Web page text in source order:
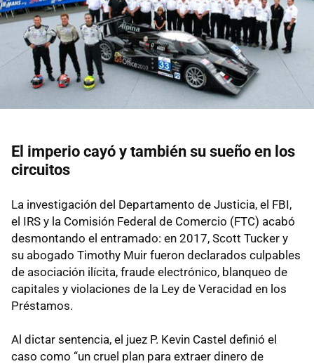
El imperio cayó y también su sueño en los
circuitos
La investigación del Departamento de Justicia, el FBI,
el IRS y la Comisión Federal de Comercio (FTC) acabó
desmontando el entramado: en 2017, Scott Tucker y
su abogado Timothy Muir fueron declarados culpables
de asociación ilícita, fraude electrónico, blanqueo de
capitales y violaciones de la Ley de Veracidad en los
Préstamos.
Al dictar sentencia, el juez P. Kevin Castel definió el
caso como “un cruel plan para extraer dinero de